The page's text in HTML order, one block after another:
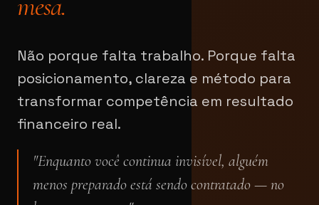
Não porque falta trabalho. Porque falta
posicionamento, clareza e método para
transformar competência em resultado
financeiro real.
"Enquanto você continua invisível, alguém
menos preparado está sendo contratado — no